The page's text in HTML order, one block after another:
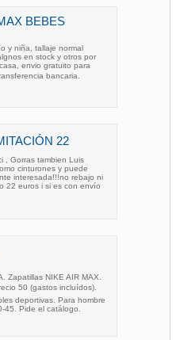
BEBES
y niña, tallaje normal
en stock y otros por
envio gratuito para
bancaria.
22
, Gorras tambien Luis
cinturones y puede
interesada!!!no rebajo ni
22 euros i si es con envío
Zapatillas NIKE AIR MAX.
50 (gastos incluídos).
deportivas. Para hombre
45. Pide el catálogo.